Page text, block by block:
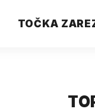
TOČKA